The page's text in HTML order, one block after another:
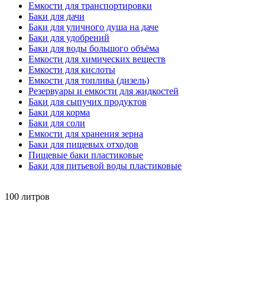
Емкости для транспортировки
Баки для дачи
Баки для уличного душа на даче
Баки для удобрений
Баки для воды большого объёма
Емкости для химических веществ
Емкости для кислоты
Емкости для топлива (дизель)
Резервуары и емкости для жидкостей
Баки для сыпучих продуктов
Баки для корма
Баки для соли
Емкости для хранения зерна
Баки для пищевых отходов
Пищевые баки пластиковые
Баки для питьевой воды пластиковые
100 литров